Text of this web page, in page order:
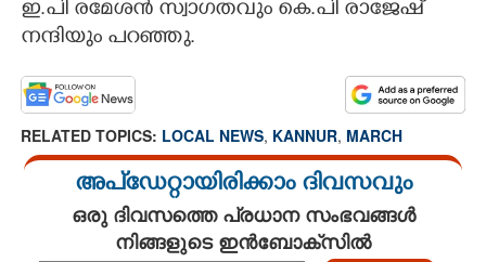
ഇ.പി രമേശൻ സ്വാഗതവും കെ.പി രാജേഷ്
നന്ദിയും പറഞ്ഞു.
RELATED TOPICS: LOCAL NEWS, KANNUR, MARCH
അപ്ഡേറ്റായിരിക്കാം ദിവസവും
ഒരു ദിവസത്തെ പ്രധാന സംഭവങ്ങൾ
നിങ്ങളുടെ ഇൻബോക്സിൽ